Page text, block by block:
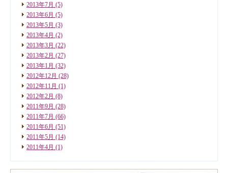
2013年7月 (5)
2013年6月 (5)
2013年5月 (3)
2013年4月 (2)
2013年3月 (22)
2013年2月 (27)
2013年1月 (32)
2012年12月 (28)
2012年11月 (1)
2012年2月 (8)
2011年9月 (28)
2011年7月 (66)
2011年6月 (51)
2011年5月 (14)
2011年4月 (1)